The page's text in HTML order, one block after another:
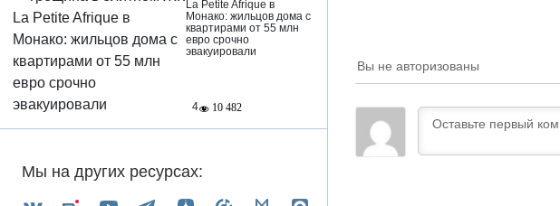
La Petite Afrique в
Монако: жильцов дома с
квартирами от 55 млн
евро срочно
эвакуировали
4 10 482
Мы на других ресурсах:
Вы не авторизованы